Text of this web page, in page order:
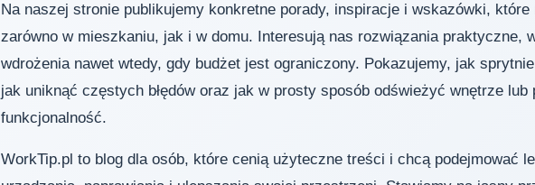
Na naszej stronie publikujemy konkretne porady, inspiracje i wskazówki,
zarówno w mieszkaniu, jak i w domu. Interesują nas rozwiązania praktyczne,
wdrożenia nawet wtedy, gdy budżet jest ograniczony. Pokazujemy, jak
jak uniknąć częstych błędów oraz jak w prosty sposób odświeżyć wnętrze lub
funkcjonalność.
WorkTip.pl to blog dla osób, które cenią użyteczne treści i chcą podejmować